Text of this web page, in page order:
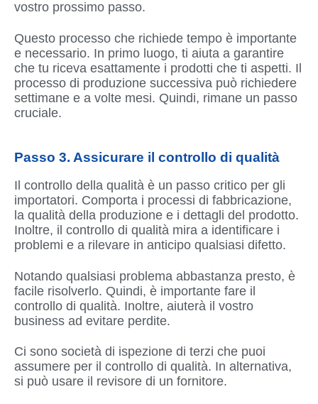
vostro prossimo passo.
Questo processo che richiede tempo è importante
e necessario. In primo luogo, ti aiuta a garantire
che tu riceva esattamente i prodotti che ti aspetti. Il
processo di produzione successiva può richiedere
settimane e a volte mesi. Quindi, rimane un passo
cruciale.
Passo 3. Assicurare il controllo di qualità
Il controllo della qualità è un passo critico per gli
importatori. Comporta i processi di fabbricazione,
la qualità della produzione e i dettagli del prodotto.
Inoltre, il controllo di qualità mira a identificare i
problemi e a rilevare in anticipo qualsiasi difetto.
Notando qualsiasi problema abbastanza presto, è
facile risolverlo. Quindi, è importante fare il
controllo di qualità. Inoltre, aiuterà il vostro
business ad evitare perdite.
Ci sono società di ispezione di terzi che puoi
assumere per il controllo di qualità. In alternativa,
si può usare il revisore di un fornitore.